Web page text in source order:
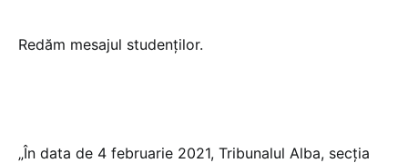
Redăm mesajul studenților.
„În data de 4 februarie 2021, Tribunalul Alba, secția